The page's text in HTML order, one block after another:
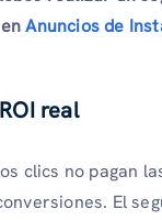
enAnuncios de
real
clics no pagan
El